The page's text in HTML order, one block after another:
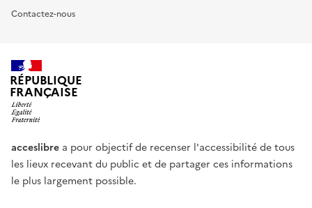
Contactez-nous
RÉPUBLIQUE
FRANÇAISE
acceslibre a pour objectif de recenser l'accessibilité de tous
les lieux recevant du public et de partager ces informations
le plus largement possible.